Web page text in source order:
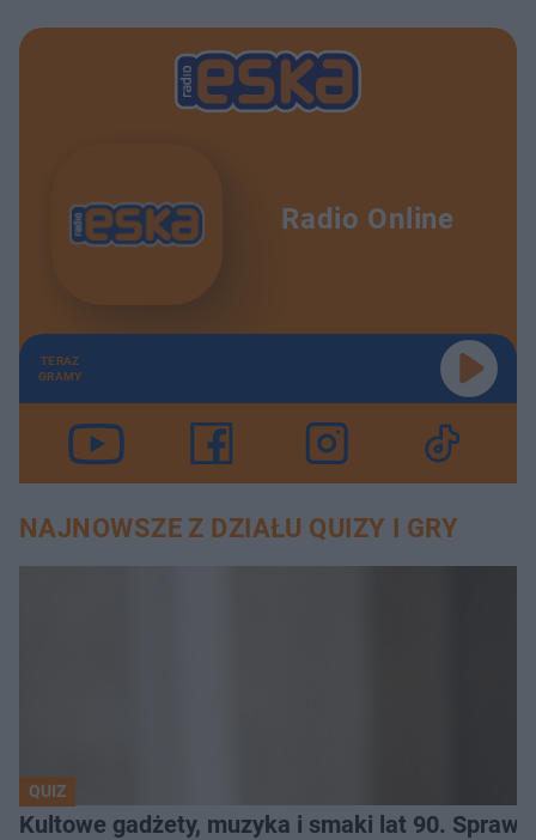
Radio Online
TERAZ
GRAMY
NAJNOWSZE Z DZIAŁU QUIZY I GRY
QUIZ
Kultowe gadżety, muzyka i smaki lat 90.